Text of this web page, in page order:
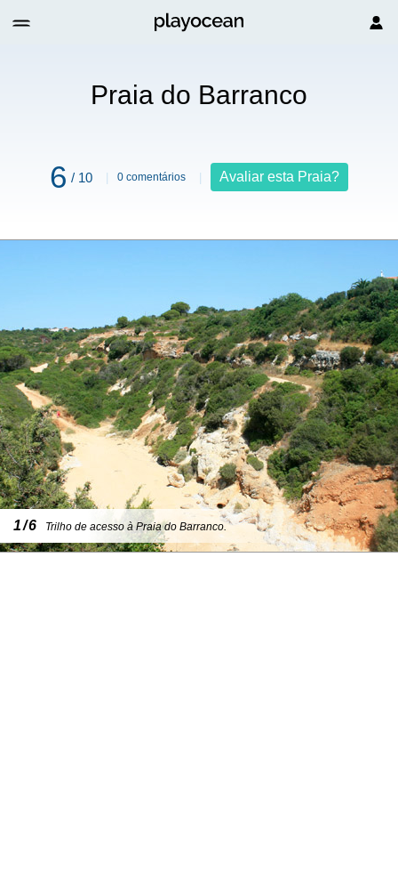
Praia do Barranco
6 / 10 0 comentários Avaliar esta Praia?
1/6 Trilho de acesso à Praia do Barranco.